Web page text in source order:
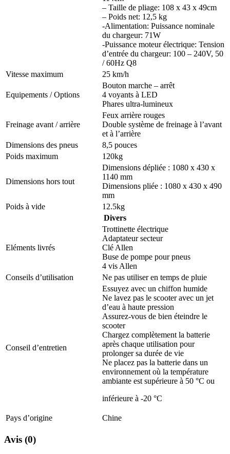
– Taille de pliage: 108 x 43 x 49cm
– Poids net: 12,5 kg
-Alimentation: Puissance nominale
du chargeur: 71W
-Puissance moteur électrique: Tension
d’entrée du chargeur: 100 – 240V, 50
/ 60Hz Q8
Vitesse maximum
25 km/h
Equipements / Options
Bouton marche – arrêt
4 voyants à LED
Phares ultra-lumineux
Freinage avant / arrière
Feux arrière rouges
Double système de freinage à l’avant
et à l’arrière
Dimensions des pneus
8,5 pouces
Poids maximum
120kg
Dimensions hors tout
Dimensions dépliée : 1080 x 430 x
1140 mm
Dimensions pliée : 1080 x 430 x 490
mm
Poids à vide
12.5kg
Divers
Eléments livrés
Trottinette électrique
Adaptateur secteur
Clé Allen
Buse de pompe pour pneus
4 vis Allen
Conseils d’utilisation
Ne pas utiliser en temps de pluie
Conseil d’entretien
Essuyez avec un chiffon humide
Ne lavez pas le scooter avec un jet
d’eau à haute pression
Assurez-vous de bien éteindre le
scooter
Chargez complètement la batterie
après chaque utilisation pour
prolonger sa durée de vie
Ne placez pas la batterie dans un
environnement où la température
ambiante est supérieure à 50 °C ou
inférieure à -20 °C
Pays d’origine Chine
Avis (0)